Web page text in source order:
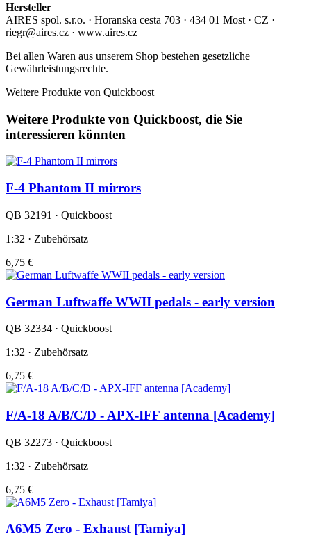
Hersteller
AIRES spol. s.r.o. · Horanska cesta 703 · 434 01 Most · CZ ·
riegr@aires.cz · www.aires.cz
Bei allen Waren aus unserem Shop bestehen gesetzliche
Gewährleistungsrechte.
Weitere Produkte von Quickboost
Weitere Produkte von Quickboost, die Sie
interessieren könnten
F-4 Phantom II mirrors
QB 32191 · Quickboost
1:32 · Zubehörsatz
6,75 €
German Luftwaffe WWII pedals - early version
QB 32334 · Quickboost
1:32 · Zubehörsatz
6,75 €
F/A-18 A/B/C/D - APX-IFF antenna [Academy]
QB 32273 · Quickboost
1:32 · Zubehörsatz
6,75 €
A6M5 Zero - Exhaust [Tamiya]